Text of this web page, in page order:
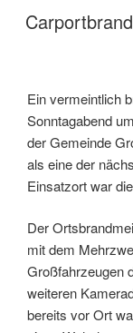
Carportbrand
Ein vermeintlich
Sonntagabend
der Gemeinde
als eine der
Einsatzort war
Der
mit dem
Großfahrzeugen
weiteren
bereits vor Ort